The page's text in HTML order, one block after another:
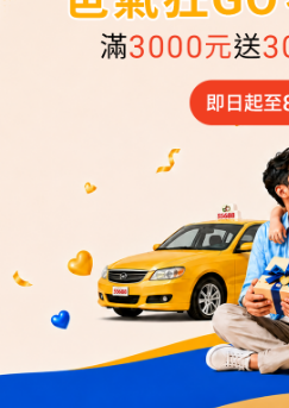
NT$3,800 ~ NT$...